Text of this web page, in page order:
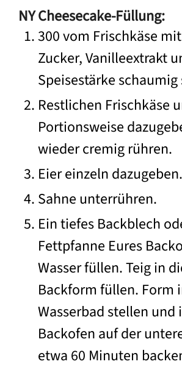
NY Cheesecake-Füllung:
300 vom Frischkäse
Zucker, Vanilleextrakt
Speisestärke
Restlichen Frischkäse
Portionsweise
wieder cremig rühren.
Eier einzeln dazugeben.
Sahne unterrühren.
Ein tiefes Backblech
Fettpfanne Eures
Wasser füllen. Teig in
Backform füllen. Form
Wasserbad stellen und
Backofen auf der
etwa 60 Minuten